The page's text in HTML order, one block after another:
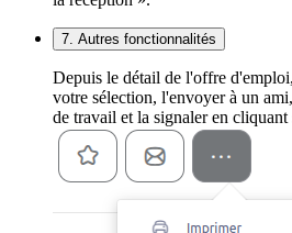
7. Autres fonctionnalités
Depuis le détail de l'offre
votre sélection, l'envoyer à un
de travail et la signaler en cliquant